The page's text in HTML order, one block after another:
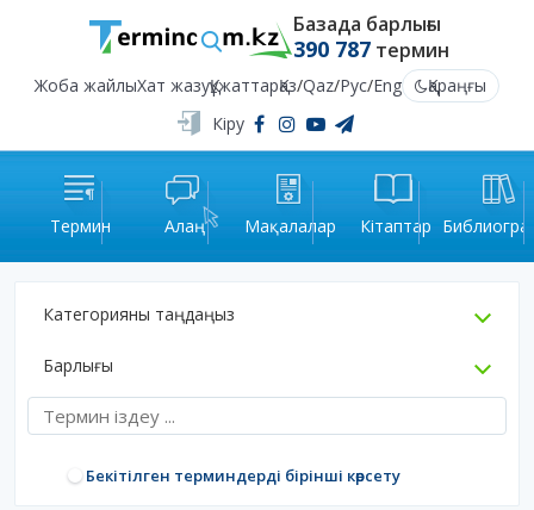
Базада барлығы
390 787термин
Жоба жайлыХат жазуҚұжаттарҚаз/Qaz/Рус/Eng
Қараңғы
Кіру
Термин Алаң Мақалалар Кітаптар
Категорияны таңдаңыз
Барлығы
Бекітілген терминдерді бірінші көрсету